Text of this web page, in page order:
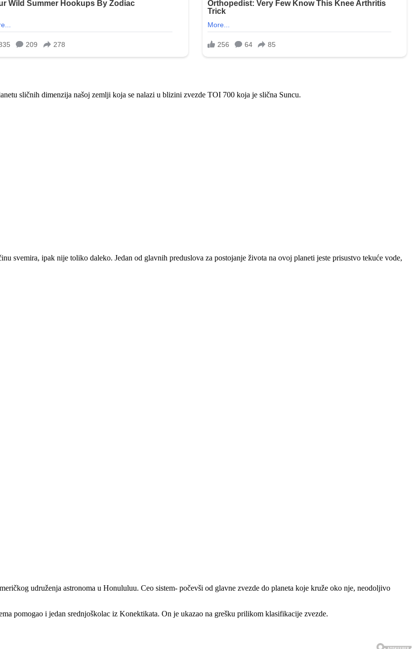
sličnih dimenzija našoj zemlji koja se nalazi u blizini zvezde TOI 700 koja je slična Suncu.
svemira, ipak nije toliko daleko. Jedan od glavnih preduslova za postojanje života na ovoj planeti jeste prisustvo tekuće vode,
udruženja astronoma u Honululuu. Ceo sistem- počevši od glavne zvezde do planeta koje kruže oko nje, neodoljivo
pomogao i jedan srednjoškolac iz Konektikata. On je ukazao na grešku prilikom klasifikacije zvezde.